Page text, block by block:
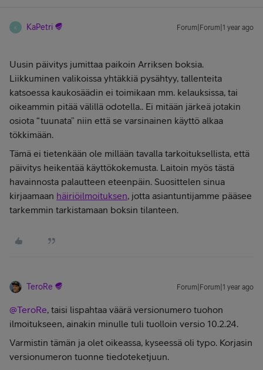
K KaPetri Forum|Forum|1 year ago
Uusin päivitys jumittaa paikoin Arriksen boksia.
Liikkuminen valikoissa yhtäkkiä pysähtyy, tallenteita
katsoessa kaukosäädin ei toimikaan mm. kelauksissa, tai
oikeammin pitää välillä odotella.. Ei mitään järkeä jotakin
osiota “tuunata” niin että se varsinainen käyttö alkaa
tökkimään.
Tämä ei tietenkään ole millään tavalla tarkoituksellista, että
päivitys heikentää käyttökokemusta. Laitoin myös tästä
havainnosta palautteen eteenpäin. Suosittelen sinua
kirjaamaan häiriöilmoituksen, jotta asiantuntijamme pääsee
tarkemmin tarkistamaan boksin tilanteen.
TeroRe Forum|Forum|1 year ago
@TeroRe, taisi lispahtaa väärä versionumero tuohon
ilmoitukseen, ainakin minulle tuli tuolloin versio 10.2.24.
Varmistin tämän ja olet oikeassa, kyseessä oli typo. Korjasin
versionumeron tuonne tiedoteketjuun.